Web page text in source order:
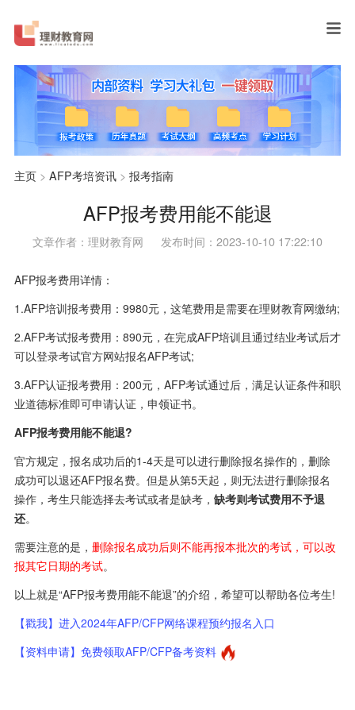
主页> AFP考培资讯> 报考指南
AFP报考费用能不能退
文章作者：理财教育网 发布时间：2023-10-10 17:22:10
AFP报考费用详情：
1.AFP培训报考费用：9980元，这笔费用是需要在理财教育网缴纳;
2.AFP考试报考费用：890元，在完成AFP培训且通过结业考试后才
可以登录考试官方网站报名AFP考试;
3.AFP认证报考费用：200元，AFP考试通过后，满足认证条件和职
业道德标准即可申请认证，申领证书。
AFP报考费用能不能退?
官方规定，报名成功后的1-4天是可以进行删除报名操作的，删除
成功可以退还AFP报名费。但是从第5天起，则无法进行删除报名
操作，考生只能选择去考试或者是缺考， 缺考则考试费用不予退
还。
需要注意的是， 删除报名成功后则不能再报本批次的考试，可以改
报其它日期的考试。
以上就是“AFP报考费用能不能退”的介绍，希望可以帮助各位考生!
【戳我】进入2024年AFP/CFP网络课程预约报名入口
【资料申请】免费领取AFP/CFP备考资料